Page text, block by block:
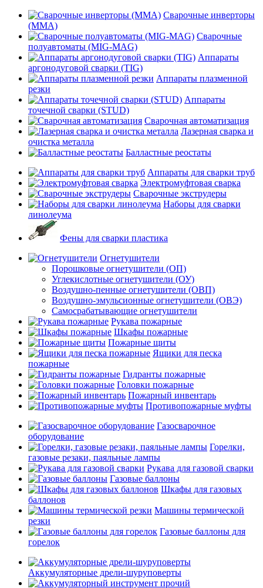
Сварочные инверторы
(MMA)
Сварочные
полуавтоматы (MIG-MAG)
Аппараты
аргонодуговой сварки (TIG)
Аппараты плазменной
резки
Аппараты
точечной сварки (STUD)
Сварочная автоматизация
Лазерная сварка и
очистка металла
Балластные реостаты
Аппараты для сварки труб
Электромуфтовая сварка
Сварочные экструдеры
Наборы для сварки
линолеума
Фены для сварки пластика
Огнетушители
Порошковые огнетушители (ОП)
Углекислотные огнетушители (ОУ)
Воздушно-пенные огнетушители (ОВП)
Воздушно-эмульсионные огнетушители (ОВЭ)
Самосрабатывающие огнетушители
Рукава пожарные
Шкафы пожарные
Пожарные щиты
Ящики для песка
пожарные
Гидранты пожарные
Головки пожарные
Пожарный инвентарь
Противопожарные муфты
Газосварочное
оборудование
Горелки,
газовые резаки, паяльные лампы
Рукава для газовой сварки
Газовые баллоны
Шкафы для газовых
баллонов
Машины термической
резки
Газовые баллоны для
горелок
Аккумуляторные дрели-шуруповерты